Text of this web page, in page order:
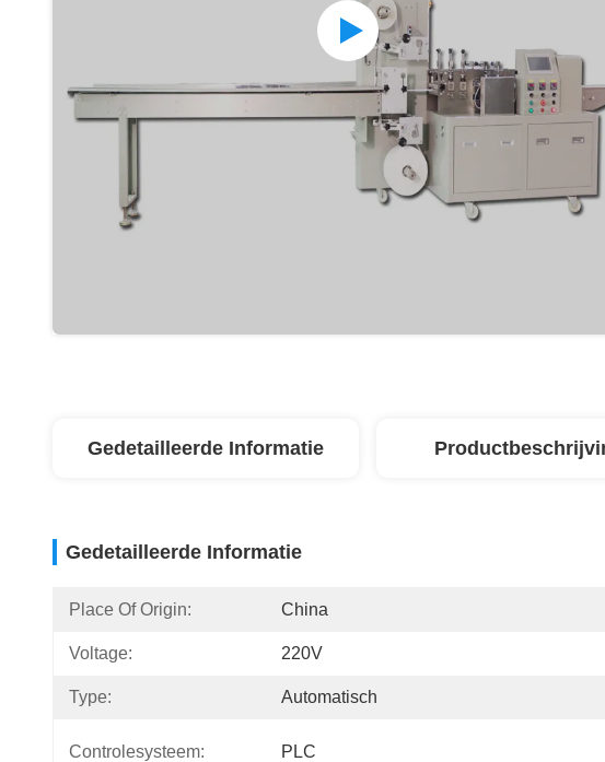
Gedetailleerde Informatie
Gedetailleerde Informatie
Place Of Origin: China
Voltage: 220V
Type: Automatisch
Controlesysteem: PLC